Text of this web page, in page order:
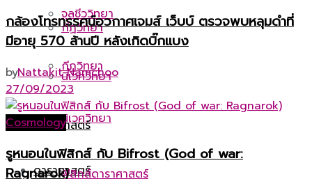
จุลชีววิทยา
กีฏวิทยา
นิเวศวิทยา
ดาราศาสตร์
กีฏวิทยา
นิเวศวิทยา
ดาราศาสตร์
ฟิสิกส์ดาราศาสตร์
กล้องโทรทรรศน์อวกาศเจมส์ เว็บบ์ ตรวจพบหลุมดำที่
มีอายุ 570 ล้านปี หลังเกิดบิ๊กแบง
byNattakit Namchoo
27/09/2023
Cosmology
รูหนอนในฟิสิกส์ กับ Bifrost (God of war:
Ragnarok)